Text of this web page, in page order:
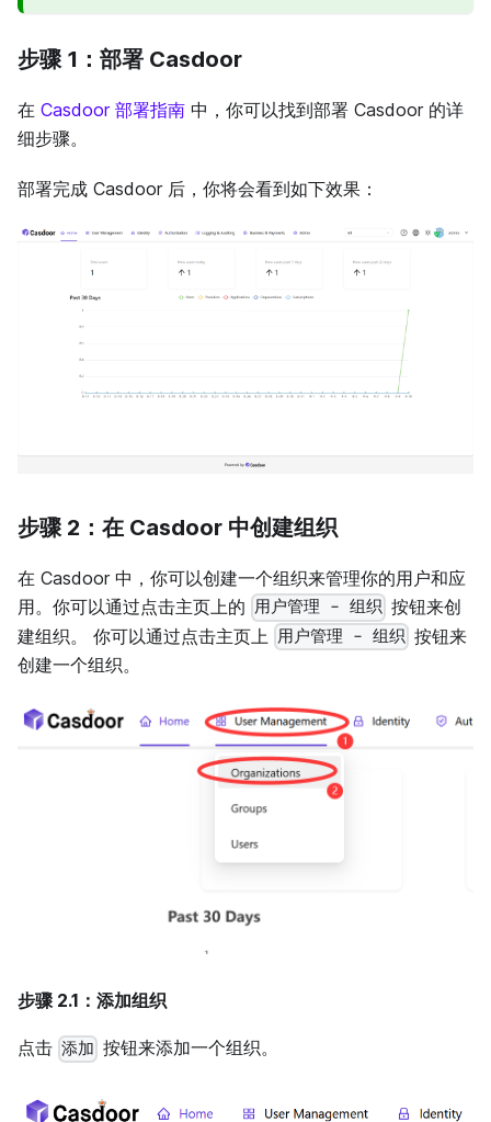
步骤 1：部署 Casdoor
在 Casdoor 部署指南 中，你可以找到部署 Casdoor 的详
细步骤。
部署完成 Casdoor 后，你将会看到如下效果：
步骤 2：在 Casdoor 中创建组织
在 Casdoor 中，你可以创建一个组织来管理你的用户和应
用。你可以通过点击主页上的 用户管理 - 组织 按钮来创
建组织。 你可以通过点击主页上 用户管理 - 组织 按钮来
创建一个组织。
步骤 2.1：添加组织
点击 添加 按钮来添加一个组织。